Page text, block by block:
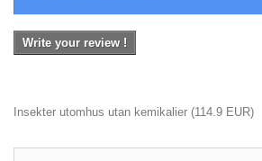
Write your review !
Insekter utomhus utan kemikalier (114.9 EUR)